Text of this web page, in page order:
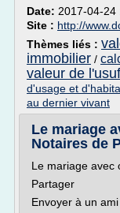
Date: 2017-04-24
Site : http://
Thèmes liés :
immobilier /
valeur de
d'usage et
au dernier vivant
Le mariage
Notaires de
Le mariage avec
Partager
Envoyer à un ami